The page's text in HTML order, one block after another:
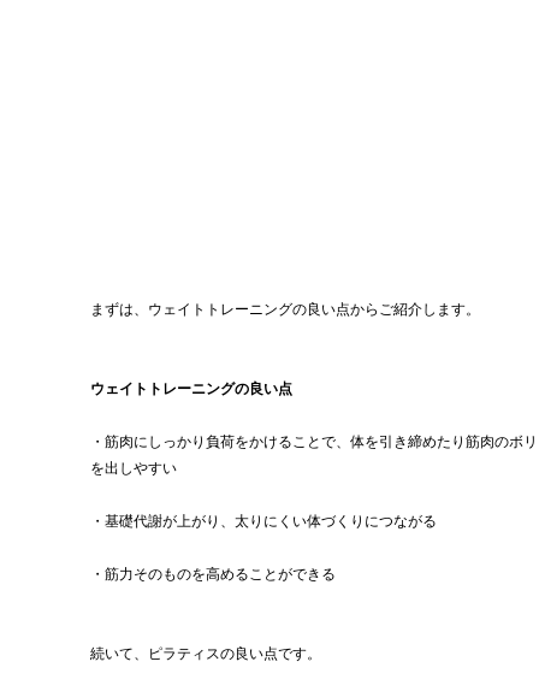
まずは、ウェイトトレーニングの良い点からご紹介します。
ウェイトトレーニングの良い点
・筋肉にしっかり負荷をかけることで、体を引き締めたり筋肉のボ
を出しやすい
・基礎代謝が上がり、太りにくい体づくりにつながる
・筋力そのものを高めることができる
続いて、ピラティスの良い点です。